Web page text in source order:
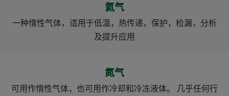
氦气
一种惰性气体，适用于低温，热传递，保护，检漏，分析
及提升应用
氮气
可用作惰性气体，也可用作冷却和冷冻液体。 几乎任何行